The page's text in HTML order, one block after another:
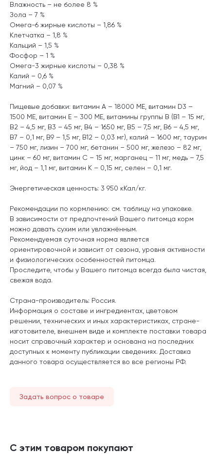
Влажность – не более 8 %
Зола – 7 %
Омега-6 жирные кислоты – 1,86 %
Клетчатка – 1,8 %
Кальций – 1,5 %
Фосфор – 1 %
Омега-3 жирные кислоты – 0,38 %
Калий – 0,6 %
Магний – 0,07 %
Пищевые добавки: витамин А – 18000 МЕ, витамин D3 –
1500 МЕ, витамин Е – 300 МЕ, витамины группы В (В1 – 15 мг,
В2 – 4,5 мг, В3 – 45 мг, В4 – 1650 мг, В5 – 7,5 мг, В6 – 4,5 мг,
В7 – 0,1 мг, В9 – 1,5 мг, В12 – 0,03 мг), калий – 1600 мг, таурин
– 750 мг, лизин – 700 мг, бетанин – 500 мг, железо – 82 мг,
цинк – 60 мг, витамин С – 15 мг, марганец – 11 мг, медь – 7,5
мг, йод – 1,1 мг, витамин К – 0,15 мг, селен – 0,1 мг.
Энергетическая ценность: 3 950 кКал/кг.
Рекомендации по кормлению: см. таблицу на упаковке.
В зависимости от предпочтений Вашего питомца корм
можно давать сухим или увлажнённым.
Рекомендуемая суточная норма является
ориентировочной и зависит от сезона, уровня активности
и физиологических особенностей питомца.
Проследите, чтобы у Вашего питомца всегда была чистая,
свежая вода.
Страна-производитель: Россия.
Информация о составе и ингредиентах, цветовом
решении, технических и иных характеристиках, стране-
изготовителе, внешнем виде и комплекте поставки товара
носит справочный характер и основана на последних
доступных к моменту публикации сведениях. Доставка
данного товара осуществляется во все регионы РФ.
Задать вопрос о товаре
С этим товаром покупают